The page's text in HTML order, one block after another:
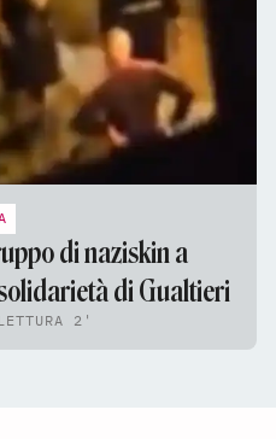
di naziskin a
di Gualtieri
2'